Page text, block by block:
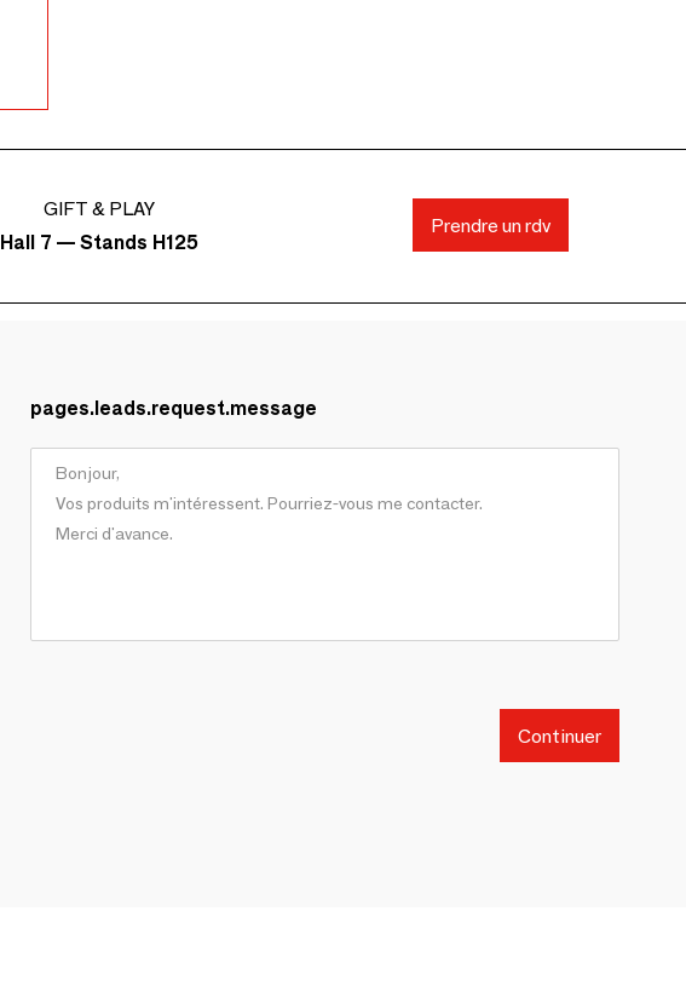
GIFT & PLAY
Hall 7 — Stands H125
Prendre un rdv
pages.leads.request.message
Continuer